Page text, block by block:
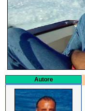
Autore